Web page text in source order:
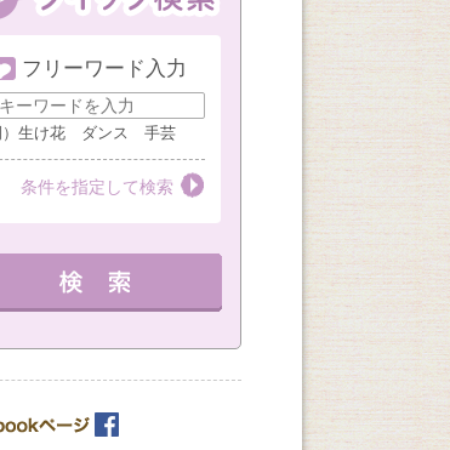
トヨガ
・3・5
8/18
中高年のための囲碁
講座 経験者
（全1回）
8/19
ハンドメイ
第３水曜
（全3回）
12：30～14：30
詳細を見る
詳細を見る
フリーワード入力
）生け花 ダンス 手芸
条件を指定して検索
教室を選ぶ